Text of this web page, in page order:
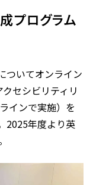
プログラム
ついてオンライン
セシビリティリ
インで実施）を
2025年度より英